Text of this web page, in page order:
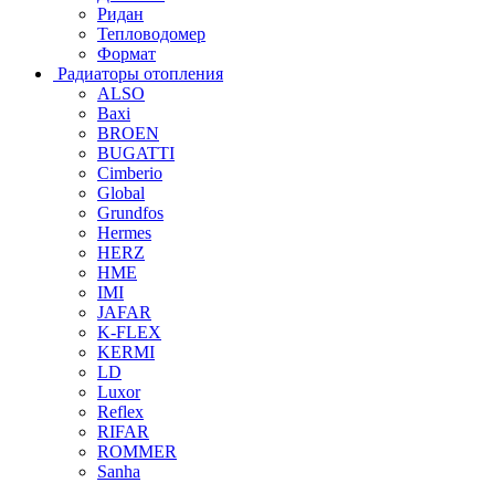
Ридан
Тепловодомер
Формат
Радиаторы отопления
ALSO
Baxi
BROEN
BUGATTI
Cimberio
Global
Grundfos
Hermes
HERZ
HME
IMI
JAFAR
K-FLEX
KERMI
LD
Luxor
Reflex
RIFAR
ROMMER
Sanha